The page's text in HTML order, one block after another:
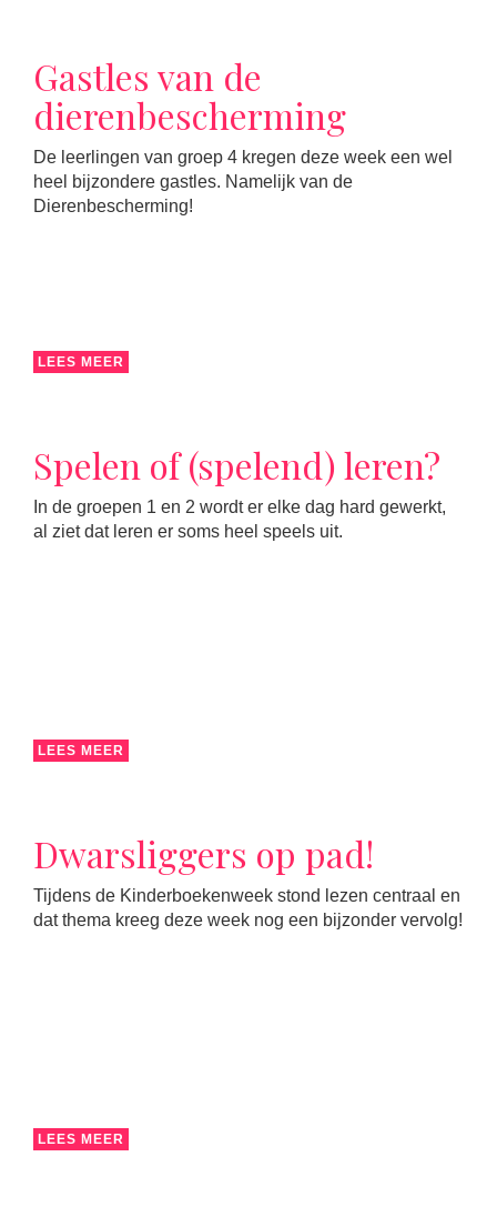
Gastles van de
dierenbescherming
De leerlingen van groep 4 kregen deze week een wel
heel bijzondere gastles. Namelijk van de
Dierenbescherming!
LEES MEER
Spelen of (spelend) leren?
In de groepen 1 en 2 wordt er elke dag hard gewerkt,
al ziet dat leren er soms heel speels uit.
LEES MEER
Dwarsliggers op pad!
Tijdens de Kinderboekenweek stond lezen centraal en
dat thema kreeg deze week nog een bijzonder vervolg!
LEES MEER